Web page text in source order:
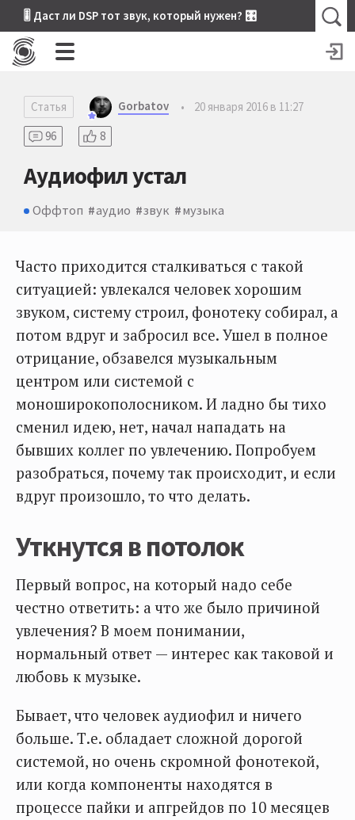
🎚 Даст ли DSP тот звук, который нужен? 🎛
Статья Gorbatov •
20 января 2016 в 11:27
96
8
Аудиофил устал
Оффтоп аудио звук музыка
Часто приходится сталкиваться с такой
ситуацией: увлекался человек хорошим
звуком, систему строил, фонотеку собирал, а
потом вдруг и забросил все. Ушел в полное
отрицание, обзавелся музыкальным
центром или системой с
моноширокополосником. И ладно бы тихо
сменил идею, нет, начал нападать на
бывших коллег по увлечению. Попробуем
разобраться, почему так происходит, и если
вдруг произошло, то что делать.
Уткнутся в потолок
Первый вопрос, на который надо себе
честно ответить: а что же было причиной
увлечения? В моем понимании,
нормальный ответ — интерес как таковой и
любовь к музыке.
Бывает, что человек аудиофил и ничего
больше. Т.е. обладает сложной дорогой
системой, но очень скромной фонотекой,
или когда компоненты находятся в
процессе пайки и апгрейдов по 10 месяцев